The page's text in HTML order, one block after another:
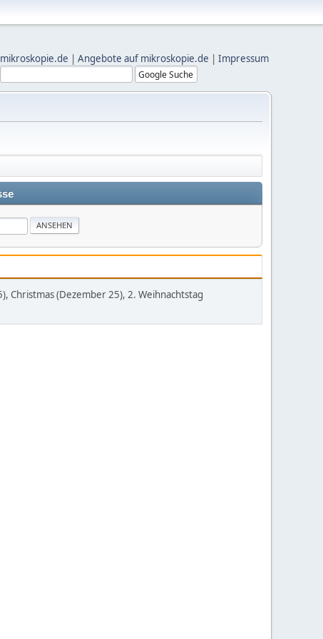
mikroskopie.de | Angebote auf mikroskopie.de | Impressum
Christmas (Dezember 25), 2. Weihnachtstag